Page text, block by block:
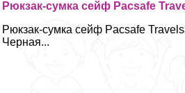
Рюкзак-сумка сейф Pacsafe
Рюкзак-сумка сейф Pacsafe
Черная...